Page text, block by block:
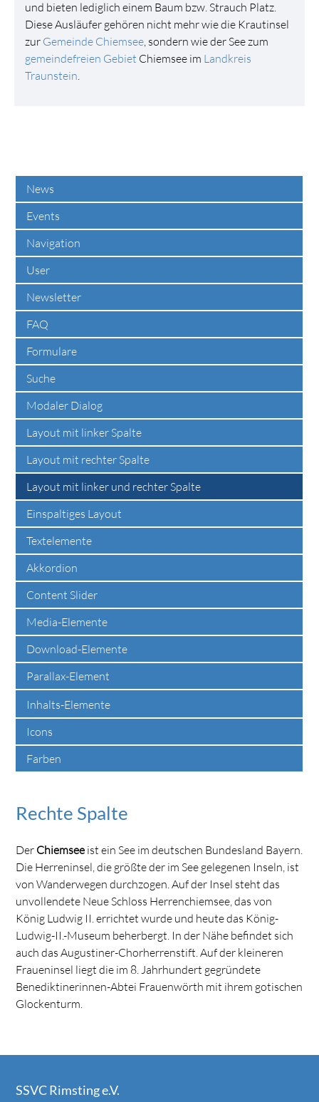
und bieten lediglich einem Baum bzw. Strauch Platz.
Diese Ausläufer gehören nicht mehr wie die Krautinsel
zur Gemeinde Chiemsee , sondern wie der See zum
gemeindefreien Gebiet Chiemsee im Landkreis
Traunstein
News
Events
Navigation
User
Newsletter
FAQ
Formulare
Suche
Modaler Dialog
Layout mit linker Spalte
Layout mit rechter Spalte
Layout mit linker und rechter Spalte
Einspaltiges Layout
Textelemente
Akkordion
Content Slider
Media-Elemente
Download-Elemente
Parallax-Element
Inhalts-Elemente
Icons
Farben
Rechte Spalte
Der Chiemsee ist ein See im deutschen Bundesland Bayern.
Die Herreninsel, die größte der im See gelegenen Inseln, ist
von Wanderwegen durchzogen. Auf der Insel steht das
unvollendete Neue Schloss Herrenchiemsee, das von
König Ludwig II. errichtet wurde und heute das König-
Ludwig-II.-Museum beherbergt. In der Nähe befindet sich
auch das Augustiner-Chorherrenstift. Auf der kleineren
Fraueninsel liegt die im 8. Jahrhundert gegründete
Benediktinerinnen-Abtei Frauenwörth mit ihrem gotischen
Glockenturm.
SSVC Rimsting e.V.